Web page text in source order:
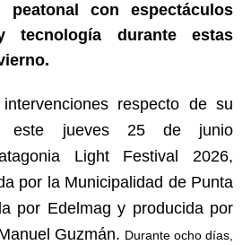
con espectáculos
tecnología durante estas
respecto de su
este jueves 25 de junio
Light Festival 2026,
por la Municipalidad de Punta
por Edelmag y producida por
Guzmán. Durante ocho días,